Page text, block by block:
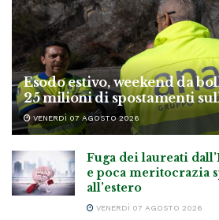
Esodo estivo, weekend da
25 milioni di spostamenti
VENERDÌ 07 AGOSTO 2026
Fuga dei laureati
e poca meritocrazia
all’estero
VENERDÌ 07 AGOSTO 2026